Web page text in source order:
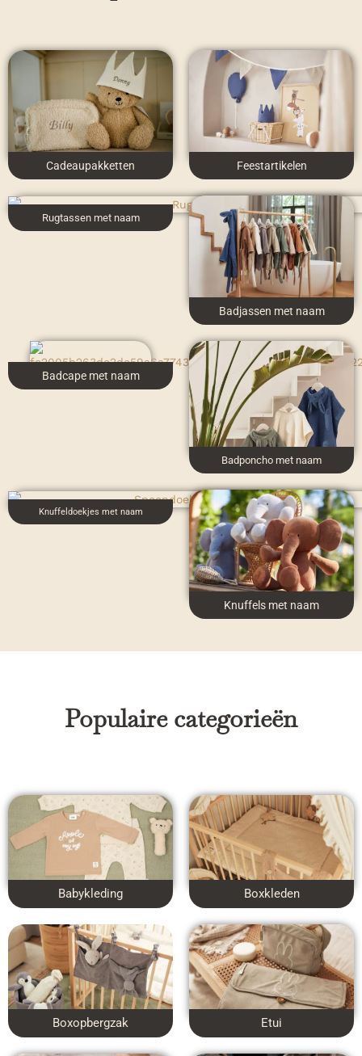
Cadeaupakketten Feestartikelen
Rugtassen met naam
Badjassen met naam
Badcape met naam
Badponcho met naam
Knuffeldoekjes met naam
Knuffels met naam
Populaire categorieën
Babykleding Boxkleden
Boxopbergzak Etui